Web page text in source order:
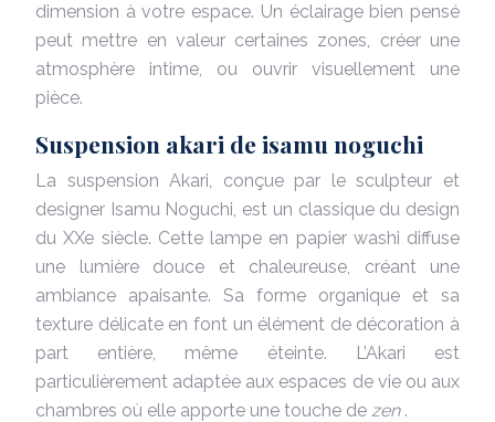
dimension à votre espace. Un éclairage bien pensé
peut mettre en valeur certaines zones, créer une
atmosphère intime, ou ouvrir visuellement une
pièce.
Suspension akari de isamu noguchi
La suspension Akari, conçue par le sculpteur et
designer Isamu Noguchi, est un classique du design
du XXe siècle. Cette lampe en papier washi diffuse
une lumière douce et chaleureuse, créant une
ambiance apaisante. Sa forme organique et sa
texture délicate en font un élément de décoration à
part entière, même éteinte. L’Akari est
particulièrement adaptée aux espaces de vie ou aux
chambres où elle apporte une touche de zen .